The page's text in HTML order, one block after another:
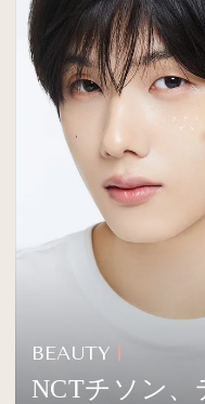
BEAUTY
NCTチソン、